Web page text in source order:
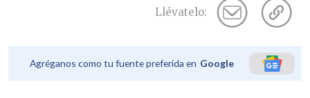
Llévatelo:
Agréganos como tu fuente preferida en Google